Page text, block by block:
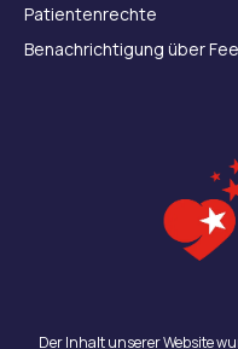
Patientenrechte
Benachrichtigung über
Der Inhalt unserer Website